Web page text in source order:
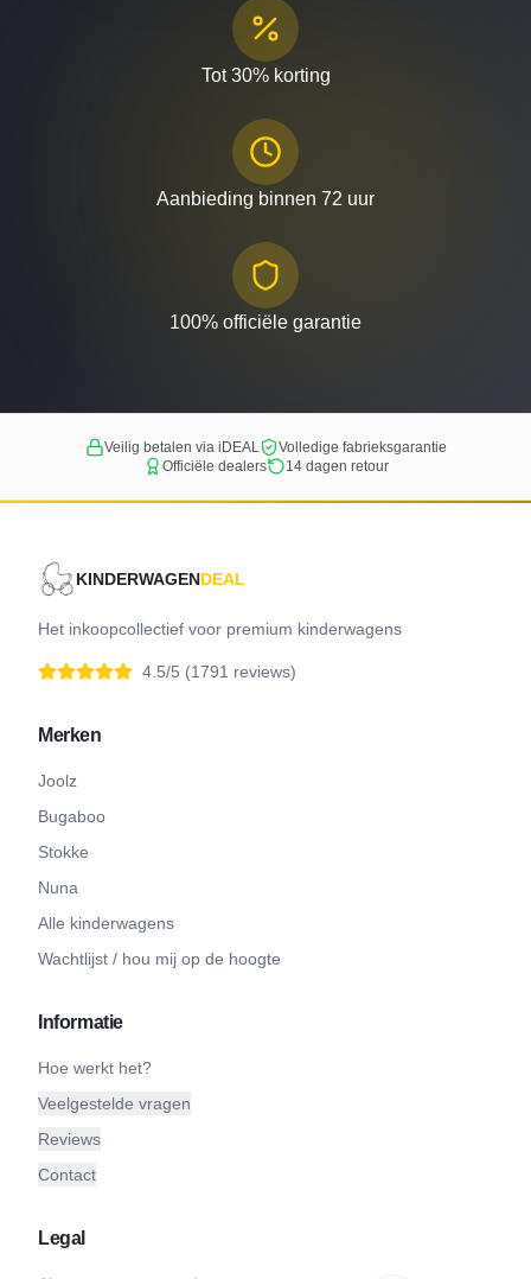
Tot 30% korting
Aanbieding binnen 72 uur
100% officiële garantie
Veilig betalen via iDEAL
Volledige fabrieksgarantie
Officiële dealers
14 dagen retour
KINDERWAGENDEAL
Het inkoopcollectief voor premium kinderwagens
4.5/5 (1791 reviews)
Merken
Joolz
Bugaboo
Stokke
Nuna
Alle kinderwagens
Wachtlijst / hou mij op de hoogte
Informatie
Hoe werkt het?
Veelgestelde vragen
Reviews
Contact
Legal